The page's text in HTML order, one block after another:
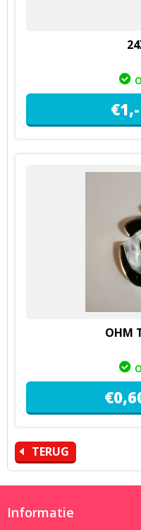
€1,-
OHM
€0,
TERUG
Informatie